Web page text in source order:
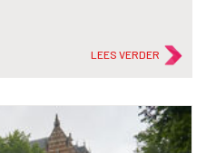
LEES VERDER